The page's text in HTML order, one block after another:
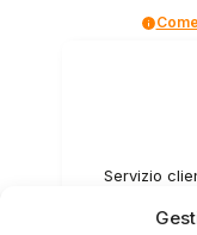
Servizio